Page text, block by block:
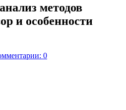
методов
и особенности
0